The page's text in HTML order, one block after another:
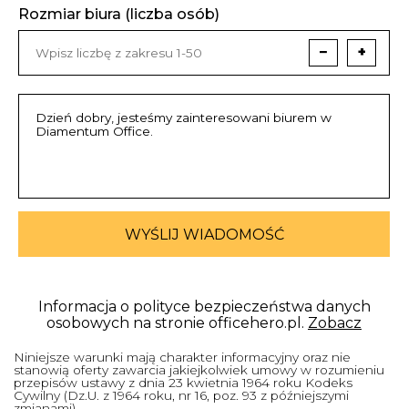
Rozmiar biura (liczba osób)
− +
WYŚLIJ WIADOMOŚĆ
Informacja o polityce bezpieczeństwa danych
osobowych na stronie officehero.pl. Zobacz
Niniejsze warunki mają charakter informacyjny oraz nie
stanowią oferty zawarcia jakiejkolwiek umowy w rozumieniu
przepisów ustawy z dnia 23 kwietnia 1964 roku Kodeks
Cywilny (Dz.U. z 1964 roku, nr 16, poz. 93 z późniejszymi